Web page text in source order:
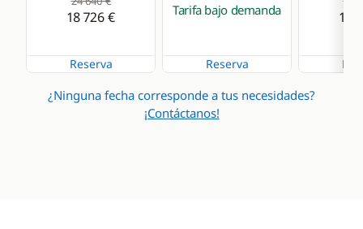
Radio VHF
Transformador 220 V
ancla
18 726 €
Reserva
Tarifa bajo demanda
Reserva
18
¿Ninguna fecha corresponde a tus necesidades?
¡Contáctanos!